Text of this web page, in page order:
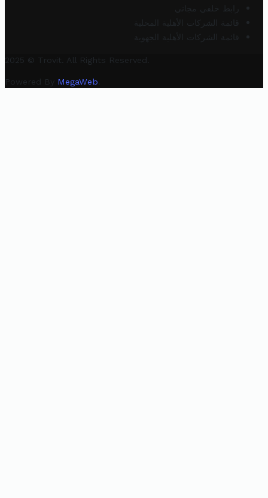
رابط خلفي مجاني
قائمة الشركات الأهلية المحلية
قائمة الشركات الأهلية الجهوية
2025 © Trovit. All Rights Reserved.
Powered By MegaWeb